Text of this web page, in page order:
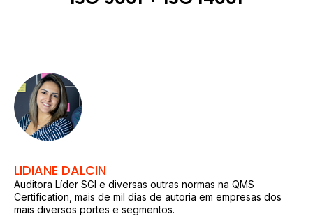
LIDIANE DALCIN
Auditora Líder SGI e diversas outras normas na QMS
Certification, mais de mil dias de autoria em empresas dos
mais diversos portes e segmentos.